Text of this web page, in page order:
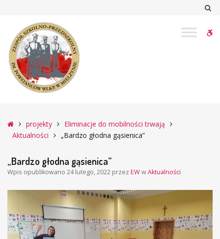
gąsienica”
Głównaprojekty
Eliminacje do mobilności trwają
Aktualności
„Bardzo głodna gąsienica”
„Bardzo głodna gąsienica”
Wpis opublikowano 24 lutego, 2022 przez EWwAktualności